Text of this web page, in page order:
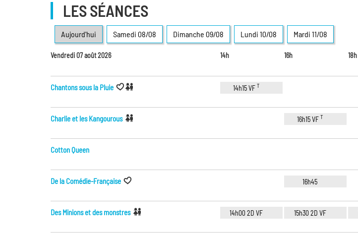
LES SÉANCES
Aujourd'hui Samedi 08/08 Dimanche 09/08 Lundi 10/08 Mardi 11/08
Vendredi 07 août 2026 14h 16h 18h
Chantons sous la Pluie 14h15 VF T
Charlie et les Kangourous 16h15 VF T
Cotton Queen
De la Comédie-Française 16h45
Des Minions et des monstres 14h00 2D VF 15h30 2D VF